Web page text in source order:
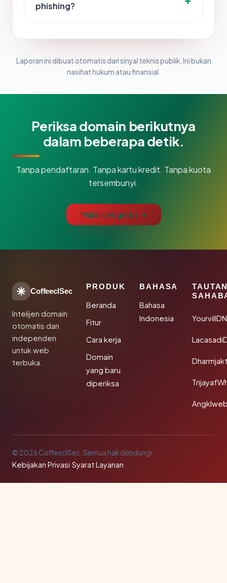
phishing?
Laporan ini dibuat otomatis dari sinyal teknis publik. Ini bukan
nasihat hukum atau finansial.
Periksa domain berikutnya
dalam beberapa detik.
Tanpa pendaftaran. Tanpa kartu kredit. Tanpa kuota
tersembunyi.
Mulai cek gratis →
CoffeeclSec
Intelijen domain
otomatis dan
independen
untuk web
terbuka.
PRODUK
Beranda
Fitur
Cara kerja
Domain
yang baru
diperiksa
BAHASA
Bahasa
Indonesia
© 2026 CoffeeclSec. Semua hak dilindungi.
Kebijakan Privasi·Syarat Layanan